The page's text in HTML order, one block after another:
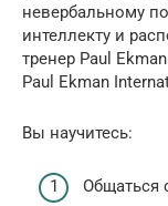
невербальному
интеллекту и
тренер Paul
Paul Ekman
Вы научитесь:
Общаться